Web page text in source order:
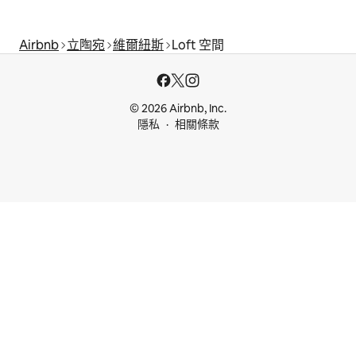
Airbnb 立陶宛 維爾紐斯 Loft 空間
© 2026 Airbnb, Inc.
隱私
相關條款